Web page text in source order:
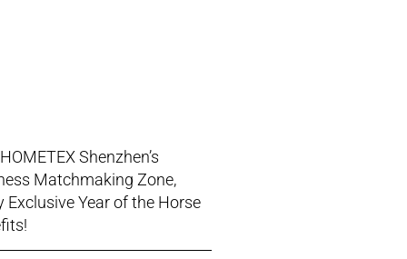
Shenzhen’s
Matchmaking Zone,
Exclusive Year of the Horse